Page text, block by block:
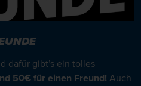
dafür gibt’s ein tolles
50€ für einen Freund! Auch